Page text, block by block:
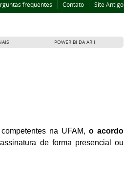
frequentes Contato Site Antigo
POWER BI DA ARII
na UFAM, o acordo
de forma presencial ou